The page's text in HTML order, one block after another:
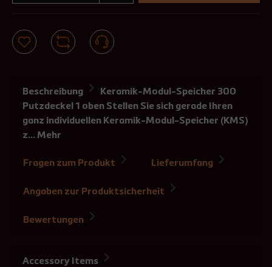
Beschreibung
Keramik-Modul-Speicher 300
Putzdeckel 1 oben Stellen Sie sich gerade Ihren
ganz individuellen Keramik-Modul-Speicher (KMS)
z… Mehr
Fragen zum Produkt Lieferumfang
Angaben zur Produktsicherheit
Bewertungen
Accessory Items